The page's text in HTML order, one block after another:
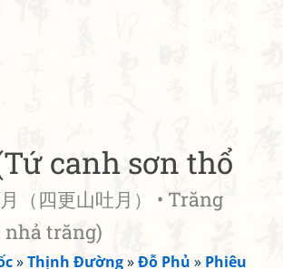
canh sơn thổ
月（四更山吐月） • Trăng
trăng)
»Thịnh Đường»Đỗ Phủ » Phiêu